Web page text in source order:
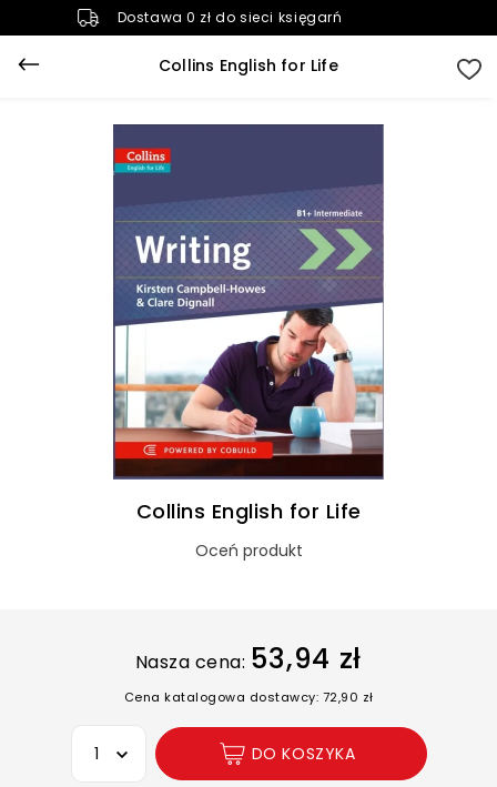
Dostawa 0 zł do sieci księgarń
Collins English for Life
Collins English for Life
Oceń produkt
Nasza cena: 53,94 zł
Cena katalogowa dostawcy: 72,90 zł
Wybierz opcję
DO KOSZYKA